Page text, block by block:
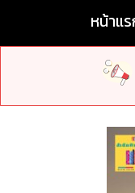
หน้าแ